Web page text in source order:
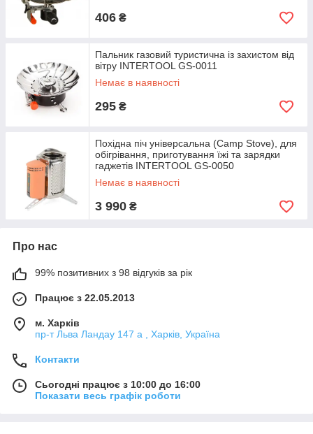
406 ₴
Пальник газовий туристична із захистом від
вітру INTERTOOL GS-0011
Немає в наявності
295 ₴
Похідна піч універсальна (Camp Stove), для
обігрівання, приготування їжі та зарядки
гаджетів INTERTOOL GS-0050
Немає в наявності
3 990 ₴
Про нас
99% позитивних з 98 відгуків за рік
Працює з 22.05.2013
м. Харків
пр-т Льва Ландау 147 а , Харків, Україна
Контакти
Сьогодні працює з 10:00 до 16:00
Показати весь графік роботи